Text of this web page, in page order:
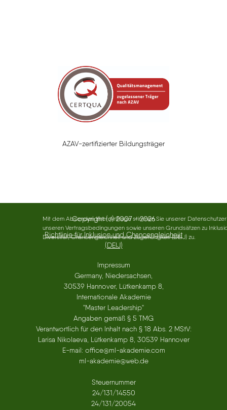
AZAV-zertifizierter Bildungsträger
Richtlinie für Inklusion und Chancengleicheiit
(DEIJ)
Impressum
Germany, Niedersachsen,
30539 Hannover, Lütkenkamp 8,
Internationale Akademie
"Master Leadership"
Angaben gemäß § 5 TMG
Verantwortlich für den Inhalt nach § 18 Abs. 2 MStV:
Larisa Nikolaeva, Lütkenkamp 8, 30539 Hannover
E-mail: office@ml-akademie.com
ml-akademie@web.de
Steuernummer
24/131/14550
24/131/20054
Copyright (c) 2007 - 2026
Mit dem Absenden Ihrer Anfrage stimmen Sie unserer
unseren Vertragsbedingungen sowie unseren Grundsätzen zu
Diversität, Chancengleichheit und Zugehörigkeit (DEIJ) zu.